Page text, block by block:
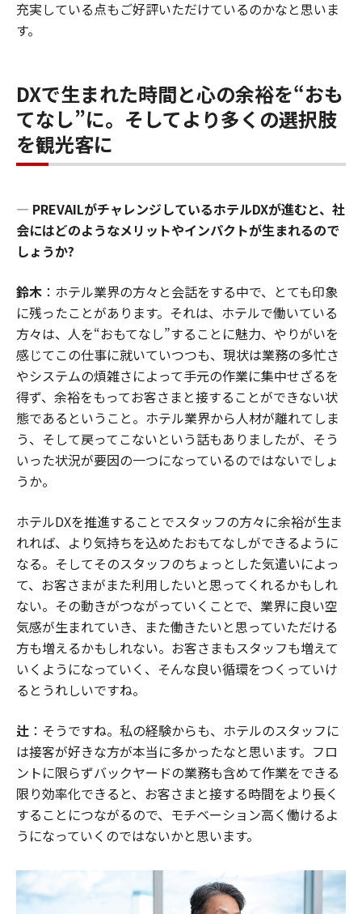
充実している点もご好評いただけているのかなと思いま
す。
DXで生まれた時間と心の余裕を“おも
てなし”に。そしてより多くの選択肢
を観光客に
― PREVAILがチャレンジしているホテルDXが進むと、社
会にはどのようなメリットやインパクトが生まれるので
しょうか?
鈴木 ：ホテル業界の方々と会話をする中で、とても印象
に残ったことがあります。それは、ホテルで働いている
方々は、人を“おもてなし”することに魅力、やりがいを
感じてこの仕事に就いていつつも、現状は業務の多忙さ
やシステムの煩雑さによって手元の作業に集中せざるを
得ず、余裕をもってお客さまと接することができない状
態であるということ。ホテル業界から人材が離れてしま
う、そして戻ってこないという話もありましたが、そう
いった状況が要因の一つになっているのではないでしょ
うか。
ホテルDXを推進することでスタッフの方々に余裕が生ま
れれば、より気持ちを込めたおもてなしができるように
なる。そしてそのスタッフのちょっとした気遣いによっ
て、お客さまがまた利用したいと思ってくれるかもしれ
ない。その動きがつながっていくことで、業界に良い空
気感が生まれていき、また働きたいと思っていただける
方も増えるかもしれない。お客さまもスタッフも増えて
いくようになっていく、そんな良い循環をつくっていけ
るとうれしいですね。
辻 ：そうですね。私の経験からも、ホテルのスタッフに
は接客が好きな方が本当に多かったなと思います。フロ
ントに限らずバックヤードの業務も含めて作業をできる
限り効率化できると、お客さまと接する時間をより長く
することにつながるので、モチベーション高く働けるよ
うになっていくのではないかと思います。